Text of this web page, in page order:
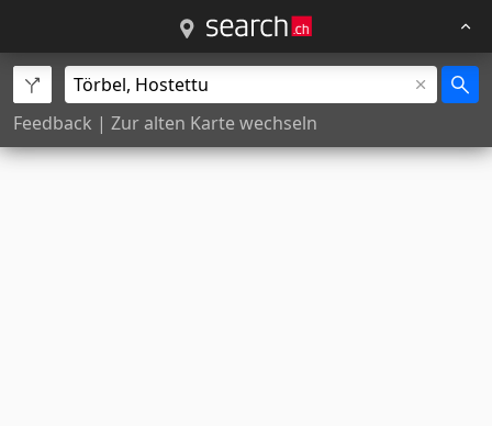
Feedback | Zur alten Karte wechseln